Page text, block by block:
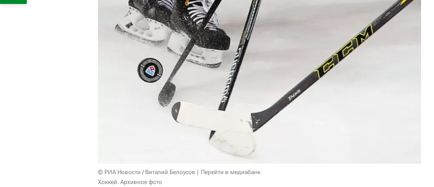
© РИА Новости / Виталий Белоусов
Перейти в медиабанк
Хоккей. Архивное фото